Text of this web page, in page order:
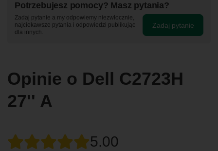
Potrzebujesz pomocy? Masz pytania?
Zadaj pytanie a my odpowiemy niezwłocznie,
najciekawsze pytania i odpowiedzi publikując
dla innych.
Zadaj pytanie
Opinie o Dell C2723H
27'' A
5.00